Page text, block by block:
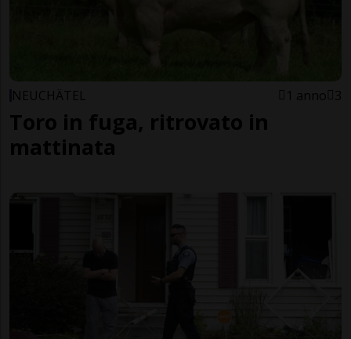
NEUCHÂTEL 1 anno 3
Toro in fuga, ritrovato in
mattinata